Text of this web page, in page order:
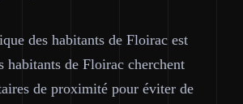
des habitants de Floirac est
habitants de Floirac cherchent
de proximité pour éviter de